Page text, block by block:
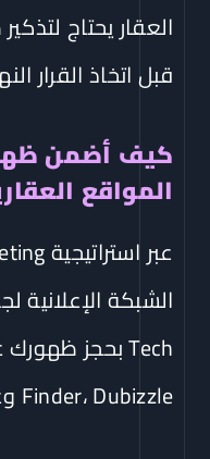
قبل اتخاذ القرار
كيف أضمن
المواقع
Finder، Dubizzle وغيرها بشكل احترافي.